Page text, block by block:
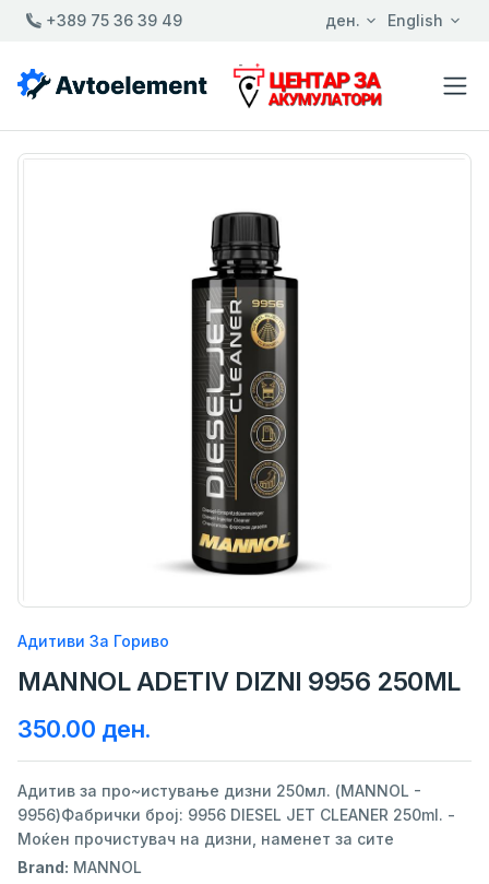
+389 75 36 39 49 ден. English
Адитиви За Гориво
MANNOL ADETIV DIZNI 9956 250ML
350.00 ден.
Адитив за про~истување дизни 250мл. (MANNOL -
9956)Фабрички број: 9956 DIESEL JET CLEANER 250ml. -
Моќен прочистувач на дизни, наменет за сите
Brand: MANNOL